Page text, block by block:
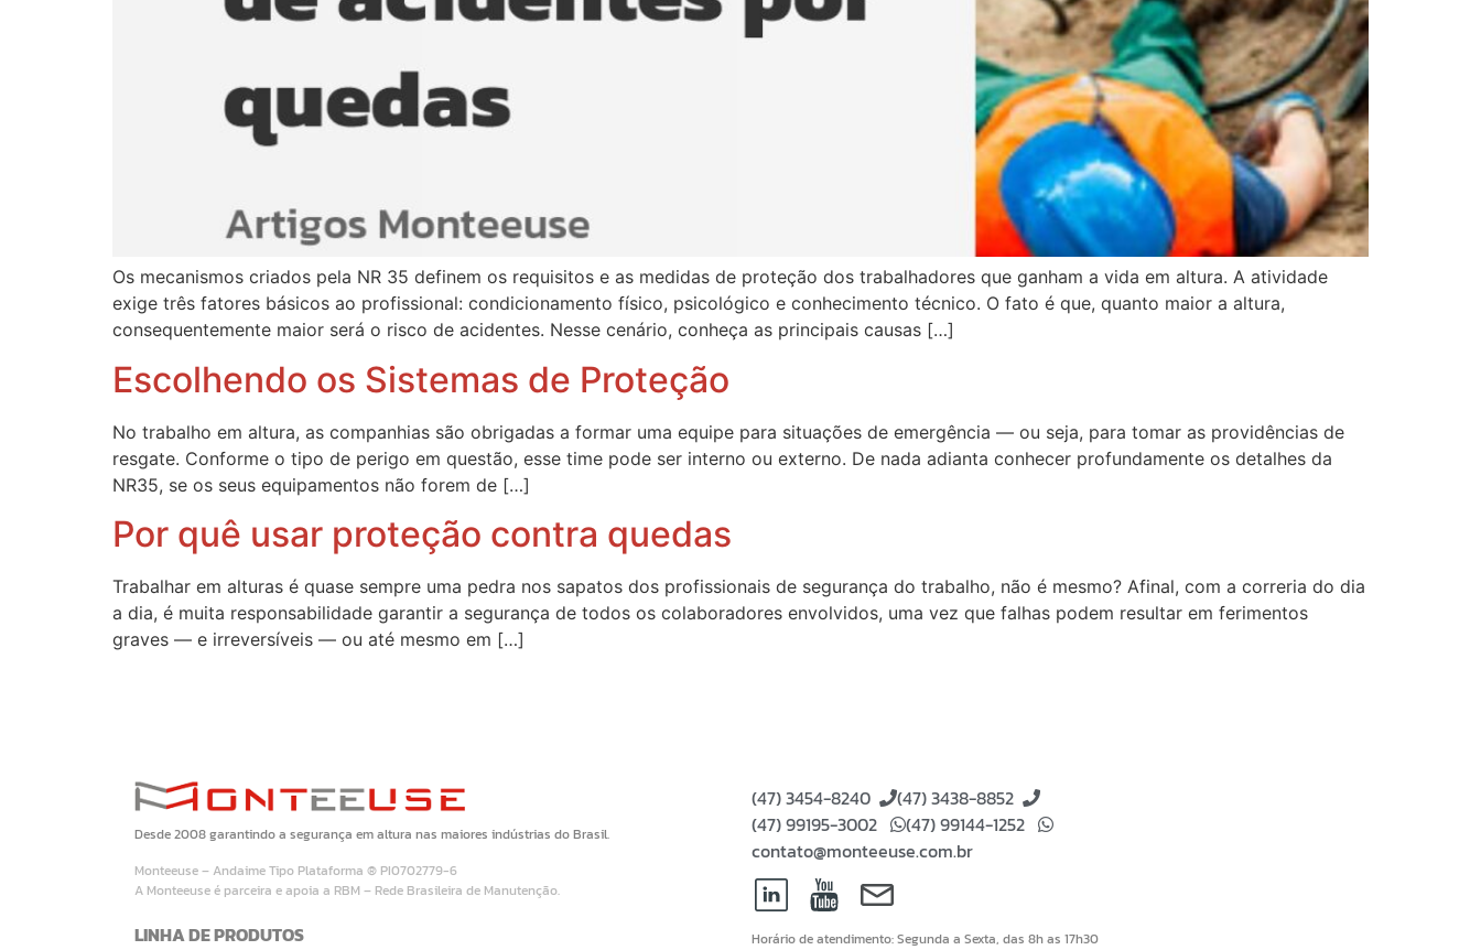
Os mecanismos criados pela NR 35 definem os requisitos e as medidas de proteção dos trabalhadores que ganham a vida em altura. A atividade
exige três fatores básicos ao profissional: condicionamento físico, psicológico e conhecimento técnico. O fato é que, quanto maior a altura,
consequentemente maior será o risco de acidentes. Nesse cenário, conheça as principais causas […]
Escolhendo os Sistemas de Proteção
No trabalho em altura, as companhias são obrigadas a formar uma equipe para situações de emergência — ou seja, para tomar as providências de
resgate. Conforme o tipo de perigo em questão, esse time pode ser interno ou externo. De nada adianta conhecer profundamente os detalhes da
NR35, se os seus equipamentos não forem de […]
Por quê usar proteção contra quedas
Trabalhar em alturas é quase sempre uma pedra nos sapatos dos profissionais de segurança do trabalho, não é mesmo? Afinal, com a correria do dia
a dia, é muita responsabilidade garantir a segurança de todos os colaboradores envolvidos, uma vez que falhas podem resultar em ferimentos
graves — e irreversíveis — ou até mesmo em […]
Desde 2008 garantindo a segurança em altura nas maiores indústrias do Brasil.
Monteeuse – Andaime Tipo Plataforma ® PI0702779-6
A Monteeuse é parceira e apoia a RBM – Rede Brasileira de Manutenção.
LINHA DE PRODUTOS
(47) 3454-8240
(47) 3438-8852
(47) 99195-3002 (47) 99144-1252
contato@monteeuse.com.br
Horário de atendimento: Segunda a Sexta, das 8h as 17h30